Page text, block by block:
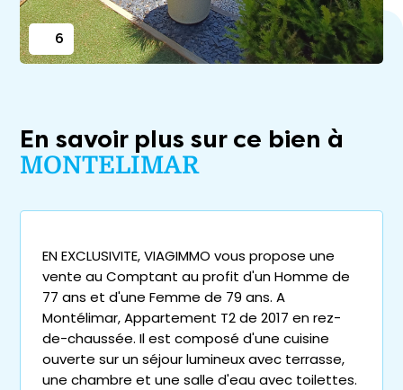
6
En savoir plus sur ce bien à
MONTELIMAR
EN EXCLUSIVITE, VIAGIMMO vous propose une
vente au Comptant au profit d'un Homme de
77 ans et d'une Femme de 79 ans. A
Montélimar, Appartement T2 de 2017 en rez-
de-chaussée. Il est composé d'une cuisine
ouverte sur un séjour lumineux avec terrasse,
une chambre et une salle d'eau avec toilettes.